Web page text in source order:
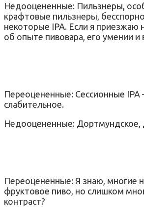
Недооцененные: Пильзнеры,
крафтовые пильзнеры,
некоторые IPA. Если я приезжаю
об опыте пивовара, его умении и
Переоцененные: Сессионные IPA
слабительное.
Недооцененные: Дортмундское,
Переоцененные: Я знаю, многие
фруктовое пиво, но слишком
контраст?